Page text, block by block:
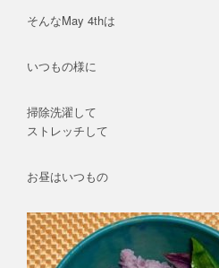
そんなMay 4thは
いつもの様に
掃除洗濯して
ストレッチして
お昼はいつもの